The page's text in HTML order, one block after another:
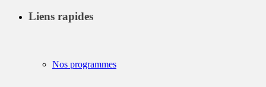
Liens rapides
Nos programmes